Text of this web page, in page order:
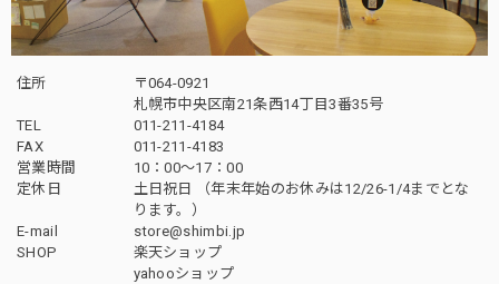
住所
〒064-0921
札幌市中央区南21条西14丁目3番35号
TEL
011-211-4184
FAX
011-211-4183
営業時間
10：00〜17：00
定休日
土日祝日 （年末年始のお休みは12/26-1/4までとな
ります。）
E-mail
store@shimbi.jp
SHOP
楽天ショップ
yahooショップ